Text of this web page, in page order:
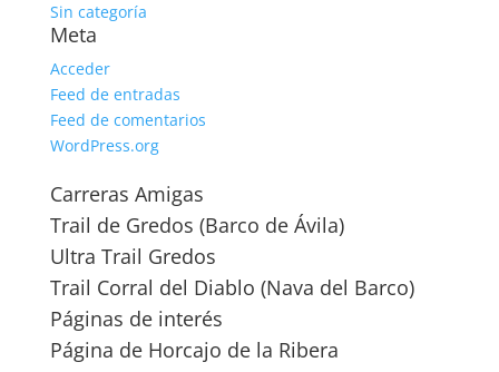
Sin categoría
Meta
Acceder
Feed de entradas
Feed de comentarios
WordPress.org
Carreras Amigas
Trail de Gredos (Barco de Ávila)
Ultra Trail Gredos
Trail Corral del Diablo (Nava del Barco)
Páginas de interés
Página de Horcajo de la Ribera